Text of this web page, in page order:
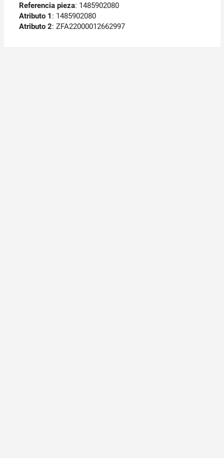
Referencia pieza: 1485902080
Atributo 1 : 1485902080
Atributo 2: ZFA22000012662997